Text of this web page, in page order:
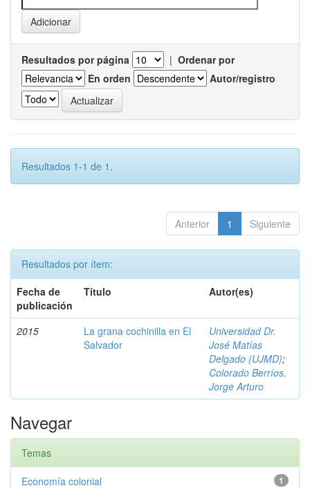
Resultados por página | Ordenar por
En orden
Autor/registro
Resultados 1-1 de 1.
Anterior 1 Siguiente
Resultados por ítem:
Fecha de
publicación
Título Autor(es)
2015
La grana cochinilla en El
Salvador
Universidad Dr.
José Matías
Delgado (UJMD);
Colorado Berríos,
Jorge Arturo
Navegar
Temas
1
Economía colonial